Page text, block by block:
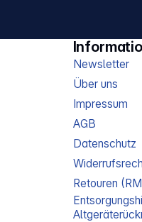
Newsletter
Über uns
Impressum
AGB
Datenschutz
Retouren